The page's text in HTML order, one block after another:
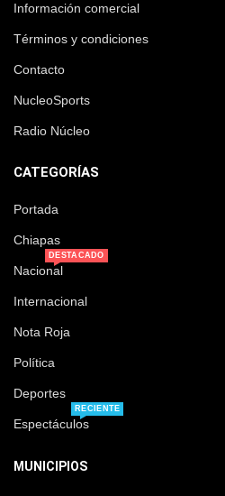
Información comercial
Términos y condiciones
Contacto
NucleoSports
Radio Núcleo
CATEGORÍAS
Portada
Chiapas
Nacional
DESTACADO
Internacional
Nota Roja
Política
Deportes
Espectáculos
RECIENTE
MUNICIPIOS